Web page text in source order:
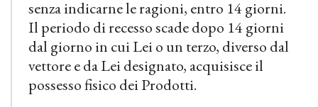
senza indicarne le ragioni, entro 14 giorni.
Il periodo di recesso scade dopo 14 giorni
dal giorno in cui Lei o un terzo, diverso dal
vettore e da Lei designato, acquisisce il
possesso fisico dei Prodotti.